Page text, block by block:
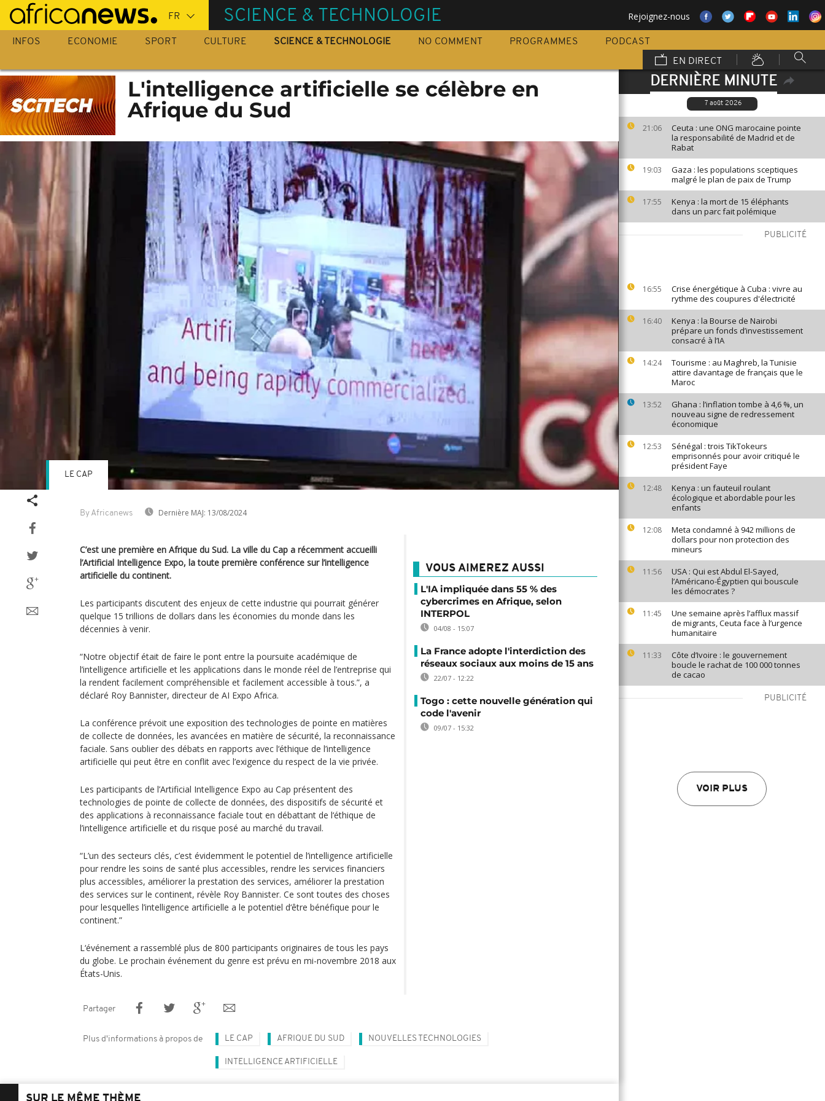
Passer
au
contenu
SCIENCE & TECHNOLOGIE Rejoignez-nous
INFOS ECONOMIE SPORT CULTURE SCIENCE & TECHNOLOGIE NO COMMENT PROGRAMMES
PODCAST
EN DIRECT
DERNIÈRE MINUTE
7 août 2026
21:06
Ceuta : une ONG marocaine pointe
la responsabilité de Madrid et de
Rabat
19:03
Gaza : les populations sceptiques
malgré le plan de paix de Trump
17:55
Kenya : la mort de 15 éléphants
dans un parc fait polémique
PUBLICITÉ
16:55
Crise énergétique à Cuba : vivre au
rythme des coupures d'électricité
16:40
Kenya : la Bourse de Nairobi
prépare un fonds d’investissement
consacré à l’IA
14:24
Tourisme : au Maghreb, la Tunisie
attire davantage de français que le
Maroc
13:52
Ghana : l’inflation tombe à 4,6 %, un
nouveau signe de redressement
économique
12:53
Sénégal : trois TikTokeurs
emprisonnés pour avoir critiqué le
président Faye
12:48
Kenya : un fauteuil roulant
écologique et abordable pour les
enfants
12:08
Meta condamné à 942 millions de
dollars pour non protection des
mineurs
11:56
USA : Qui est Abdul El-Sayed,
l’Américano-Égyptien qui bouscule
les démocrates ?
11:45
Une semaine après l’afflux massif
de migrants, Ceuta face à l’urgence
humanitaire
11:33
Côte d’Ivoire : le gouvernement
boucle le rachat de 100 000 tonnes
de cacao
PUBLICITÉ
VOIR PLUS
L'intelligence artificielle se célèbre en
Afrique du Sud
By Africanews Dernière MAJ: 13/08/2024
LE CAP
C’est une première en Afrique du Sud. La ville du Cap a récemment accueilli
l’Artificial Intelligence Expo, la toute première conférence sur l’intelligence
artificielle du continent.
Les participants discutent des enjeux de cette industrie qui pourrait générer
quelque 15 trillions de dollars dans les économies du monde dans les
décennies à venir.
“Notre objectif était de faire le pont entre la poursuite académique de
l’intelligence artificielle et les applications dans le monde réel de l’entreprise qui
la rendent facilement compréhensible et facilement accessible à tous.”, a
déclaré Roy Bannister, directeur de AI Expo Africa.
La conférence prévoit une exposition des technologies de pointe en matières
de collecte de données, les avancées en matière de sécurité, la reconnaissance
faciale. Sans oublier des débats en rapports avec l‘éthique de l’intelligence
artificielle qui peut être en conflit avec l’exigence du respect de la vie privée.
Les participants de l’Artificial Intelligence Expo au Cap présentent des
technologies de pointe de collecte de données, des dispositifs de sécurité et
des applications à reconnaissance faciale tout en débattant de l‘éthique de
l’intelligence artificielle et du risque posé au marché du travail.
“L’un des secteurs clés, c’est évidemment le potentiel de l’intelligence artificielle
pour rendre les soins de santé plus accessibles, rendre les services financiers
plus accessibles, améliorer la prestation des services, améliorer la prestation
des services sur le continent, révèle Roy Bannister. Ce sont toutes des choses
pour lesquelles l’intelligence artificielle a le potentiel d‘être bénéfique pour le
continent.”
L‘événement a rassemblé plus de 800 participants originaires de tous les pays
du globe. Le prochain événement du genre est prévu en mi-novembre 2018 aux
États-Unis.
VOUS AIMEREZ AUSSI
L'IA impliquée dans 55 % des
cybercrimes en Afrique, selon
INTERPOL
04/08 - 15:07
La France adopte l'interdiction des
réseaux sociaux aux moins de 15 ans
22/07 - 12:22
Togo : cette nouvelle génération qui
code l'avenir
09/07 - 15:32
Partager
Plus d'informations à propos de LE CAP AFRIQUE DU SUD NOUVELLES TECHNOLOGIES
INTELLIGENCE ARTIFICIELLE